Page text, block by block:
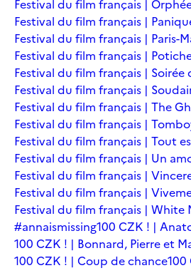
Festival du film français |
Festival du film français |
Festival du film français | Paris-
Festival du film français |
Festival du film français |
Festival du film français |
Festival du film français | The
Festival du film français |
Festival du film français | Tout
Festival du film français | Un
Festival du film français |
Festival du film français |
Festival du film français | White
#annaismissing100 CZK ! |
100 CZK ! | Bonnard, Pierre et
100 CZK ! | Coup de chance100